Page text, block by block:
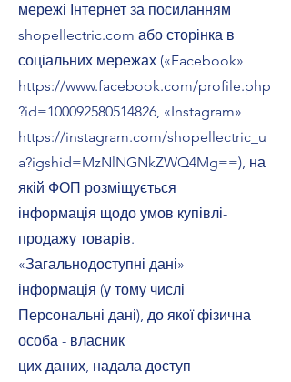
мережі Інтернет за посиланням
shopellectric.com або сторінка в
соціальних мережах («Facebook»
https://www.facebook.com/profile.php
?id=100092580514826, «Instagram»
https://instagram.com/shopellectric_u
a?igshid=MzNlNGNkZWQ4Mg==), на
якій ФОП розміщується
інформація щодо умов купівлі-
продажу товарів.
«Загальнодоступні дані» –
інформація (у тому числі
Персональні дані), до якої фізична
особа - власник
цих даних, надала доступ